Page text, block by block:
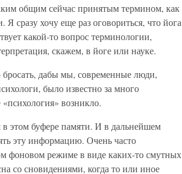
общим сейчас принятым термином, как
сразу хочу еще раз оговориться, что йога
какой-то вопрос терминологии,
скажем, в йоге или науке.
дабы мы, современные люди,
было известно за много
возникло.
в этом буфере памяти. И в дальнейшем
эту информацию. Очень часто
фоновом режиме в виде каких-то смутных
со сновидениями, когда то или иное